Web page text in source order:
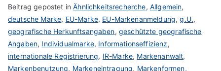
Beitrag gepostet inÄhnlichkeitsrecherche, Allgemein,
deutsche Marke, EU-Marke, EU-Markenanmeldung,g.U.,
geografische Herkunftsangaben, geschützte geografische
Angaben, Individualmarke, Informationseffizienz,
internationale Registrierung, IR-Marke, Markenanwalt,
Markenbenutzung, Markeneintragung, Markenformen,